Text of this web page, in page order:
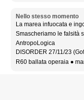
Nello stesso momento
La marea infuocata e
Smascheriamo le falsità
AntropoLogica
DISORDER 27/11/23
R60 ballata operaia ●